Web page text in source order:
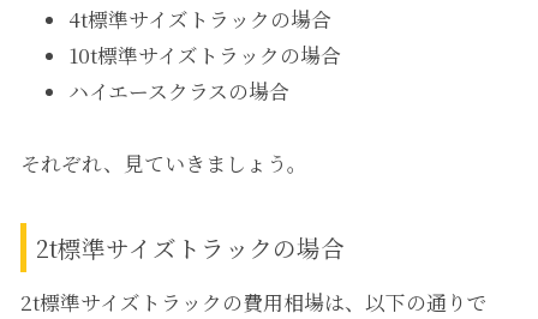
4t標準サイズトラックの場合
10t標準サイズトラックの場合
ハイエースクラスの場合
それぞれ、見ていきましょう。
2t標準サイズトラックの場合
2t標準サイズトラックの費用相場は、以下の通りで